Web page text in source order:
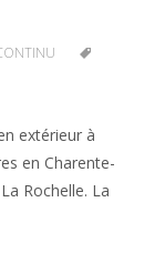
extérieur à
en Charente-
Rochelle. La